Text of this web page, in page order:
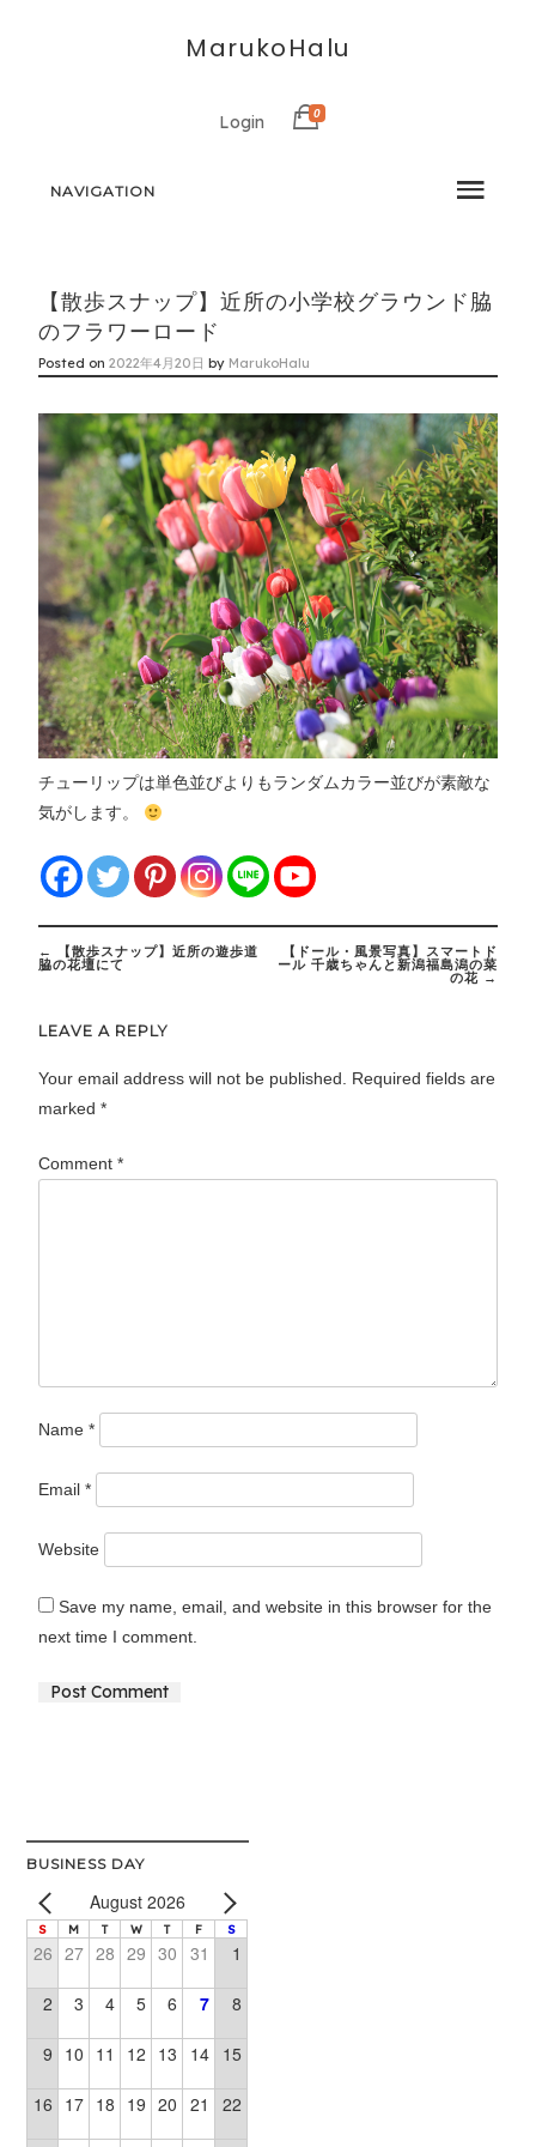
MarukoHalu
Login 0
NAVIGATION
【散歩スナップ】近所の小学校グラウンド脇
のフラワーロード
Posted on2022年4月20日 by MarukoHalu
チューリップは単色並びよりもランダムカラー並びが素敵な
気がします。
Post
navigation
← 【散歩スナップ】近所の遊歩道
脇の花壇にて
【ドール・風景写真】スマートド
ール 千歳ちゃんと新潟福島潟の菜
の花 →
LEAVE A REPLY
Your email address will not be published. Required fields are
marked*
Comment*
Name*
Email*
Website
Save my name, email, and website in this browser for the
next time I comment.
BUSINESS DAY
August 2026
S M T W T F S
26 27 28 29 30 31 1
2 3 4 5 6 7 8
9 10 11 12 13 14 15
16 17 18 19 20 21 22